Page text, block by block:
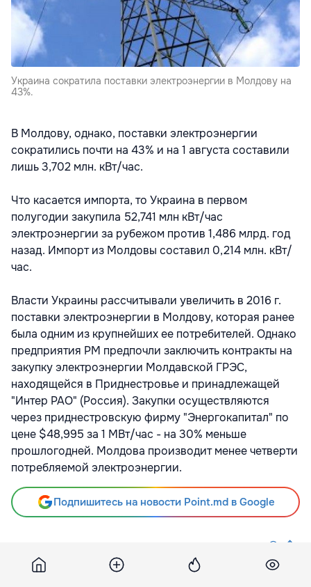
Украина сократила поставки электроэнергии в Молдову на
43%.
В Молдову, однако, поставки электроэнергии
сократились почти на 43% и на 1 августа составили
лишь 3,702 млн. кВт/час.
Что касается импорта, то Украина в первом
полугодии закупила 52,741 млн кВт/час
электроэнергии за рубежом против 1,486 млрд. год
назад. Импорт из Молдовы составил 0,214 млн. кВт/
час.
Власти Украины рассчитывали увеличить в 2016 г.
поставки электроэнергии в Молдову, которая ранее
была одним из крупнейших ее потребителей. Однако
предприятия РМ предпочли заключить контракты на
закупку электроэнергии Молдавской ГРЭС,
находящейся в Приднестровье и принадлежащей
"Интер РАО" (Россия). Закупки осуществляются
через приднестровскую фирму "Энергокапитал" по
цене $48,995 за 1 МВт/час - на 30% меньше
прошлогодней. Молдова производит менее четверти
потребляемой электроэнергии.
Подпишитесь на новости Point.md в Google